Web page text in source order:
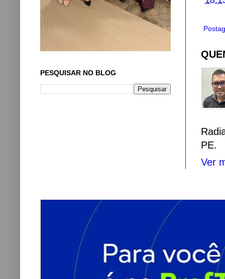
PE.
Ver
PESQUISAR NO BLOG